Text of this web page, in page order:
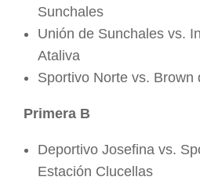
Sunchales
Unión de Sunchales vs.
Ataliva
Sportivo Norte vs. Brown
Primera B
Deportivo Josefina vs.
Estación Clucellas